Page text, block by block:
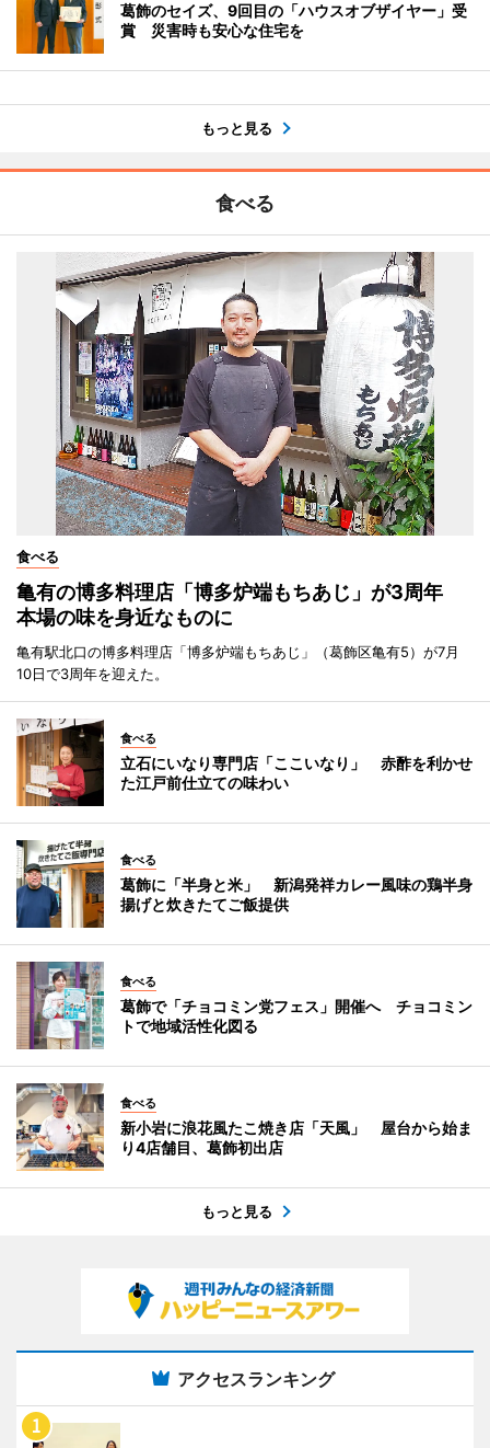
葛飾のセイズ、9回目の「ハウスオブザイヤー」受
賞 災害時も安心な住宅を
もっと見る
食べる
食べる
亀有の博多料理店「博多炉端もちあじ」が3周年
本場の味を身近なものに
亀有駅北口の博多料理店「博多炉端もちあじ」（葛飾区亀有5）が7月
10日で3周年を迎えた。
食べる
立石にいなり専門店「ここいなり」 赤酢を利かせ
た江戸前仕立ての味わい
食べる
葛飾に「半身と米」 新潟発祥カレー風味の鶏半身
揚げと炊きたてご飯提供
食べる
葛飾で「チョコミン党フェス」開催へ チョコミン
トで地域活性化図る
食べる
新小岩に浪花風たこ焼き店「天風」 屋台から始ま
り4店舗目、葛飾初出店
もっと見る
アクセスランキング